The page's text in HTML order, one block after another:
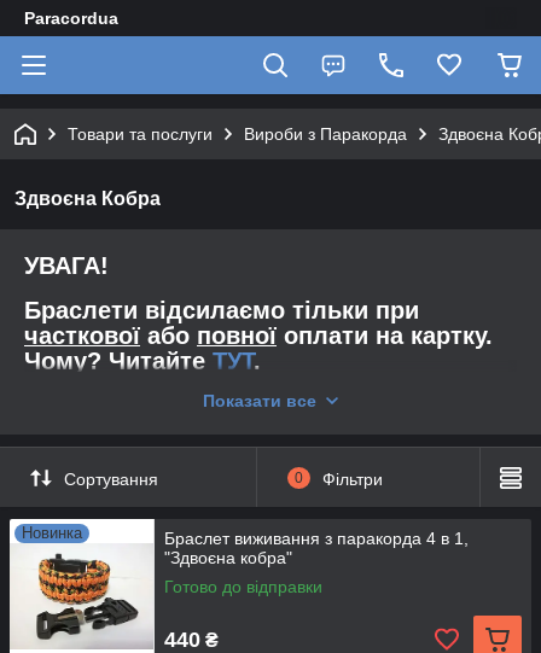
Paracordua
Товари та послуги Вироби з Паракорда Здвоєна
Здвоєна Кобра
УВАГА!
Браслети відсилаємо тільки при
часткової або повної оплати на картку.
Чому? Читайте ТУТ.
Нашу надійність ми описали
Так само ви можете зайти в:
Конструктор Браслетів
Конструктор Темляков
Показати все
Сортування 0 Фільтри
Новинка
Браслет виживання з паракорда 4 в 1,
"Здвоєна кобра"
Готово до відправки
440 ₴